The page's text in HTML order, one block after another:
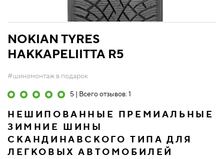
NOKIAN TYRES
HAKKAPELIITTA R5
#шиномонтаж в подарок
5 | Всего отзывов: 1
НЕШИПОВАННЫЕ ПРЕМИАЛЬНЫЕ
ЗИМНИЕ ШИНЫ
СКАНДИНАВСКОГО ТИПА ДЛЯ
ЛЕГКОВЫХ АВТОМОБИЛЕЙ